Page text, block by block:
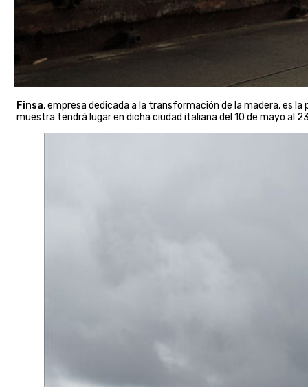
Finsa, empresa dedicada a la transformación de la madera, es
muestra tendrá lugar en dicha ciudad italiana del 10 de mayo al